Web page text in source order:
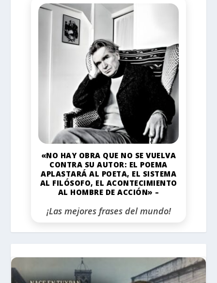
«NO HAY OBRA QUE NO SE VUELVA
CONTRA SU AUTOR: EL POEMA
APLASTARÁ AL POETA, EL SISTEMA
AL FILÓSOFO, EL ACONTECIMIENTO
AL HOMBRE DE ACCIÓN» –
¡Las mejores frases del mundo!